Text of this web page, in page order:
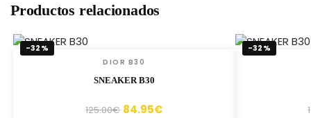
Productos relacionados
-32%
DIOR B30
SNEAKER B30
125.00€ 84.95€
-32%